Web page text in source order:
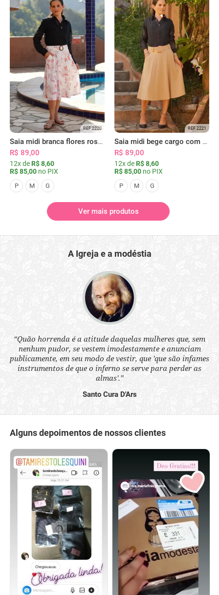
REF 2220
Saia midi branca flores rosas com bolsos
R$ 89,00
12x de R$ 8,60
R$ 85,00 no PIX
P M G
REF 2221
Saia midi bege cargo com bolsos
R$ 89,00
12x de R$ 8,60
R$ 85,00 no PIX
P M G
Ver mais produtos
A Igreja e a modéstia
“Quão horrenda é a atitude daquelas mulheres que, sem
nenhum pudor, se vestem imodestamente e anunciam
publicamente, em seu modo de vestir, que 'que são infames
instrumentos de que o inferno se serve para perder as
almas'.”
Santo Cura D'Ars
Alguns depoimentos de nossos clientes